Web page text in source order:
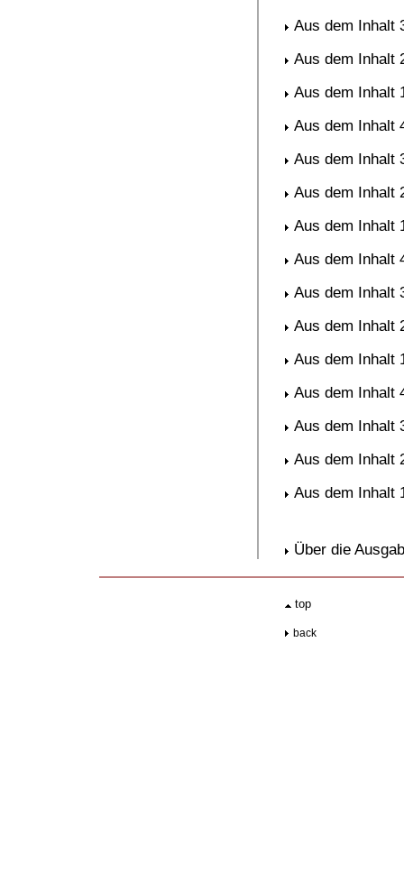
Aus dem Inhalt
Aus dem Inhalt
Aus dem Inhalt
Aus dem Inhalt
Aus dem Inhalt
Aus dem Inhalt
Aus dem Inhalt
Aus dem Inhalt
Aus dem Inhalt
Aus dem Inhalt
Aus dem Inhalt
Aus dem Inhalt
Aus dem Inhalt
Aus dem Inhalt
Aus dem Inhalt
Über die
top.
back